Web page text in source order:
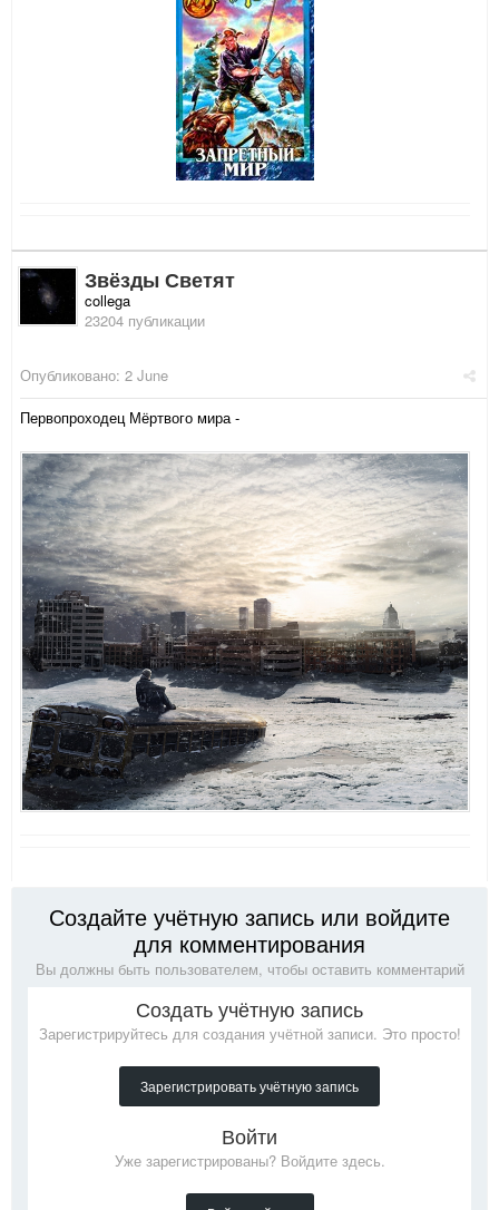
Звёзды Светят
collega
23204 публикации
Опубликовано: 2 June
Первопроходец Мёртвого мира -
Создайте учётную запись или войдите
для комментирования
Вы должны быть пользователем, чтобы оставить комментарий
Создать учётную запись
Зарегистрируйтесь для создания учётной записи. Это просто!
Зарегистрировать учётную запись
Войти
Уже зарегистрированы? Войдите здесь.